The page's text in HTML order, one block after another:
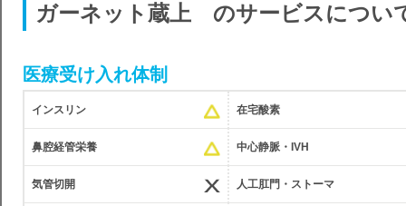
ガーネット蔵上 のサービスについ
医療受け入れ体制
インスリン 在宅酸素
鼻腔経管栄養 中心静脈・IVH
気管切開 人工肛門・ストーマ